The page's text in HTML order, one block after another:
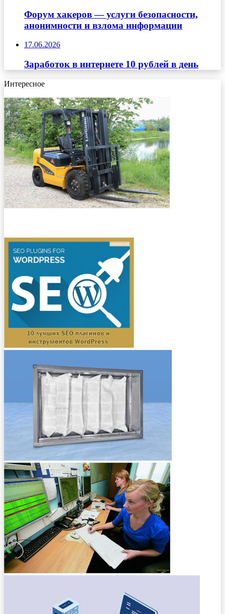
Форум хакеров — услуги безопасности,
анонимности и взлома информации
17.06.2026
Заработок в интернете 10 рублей в день
Интересное